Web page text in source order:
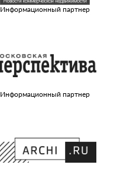
Информационный партнер
Информационный партнер